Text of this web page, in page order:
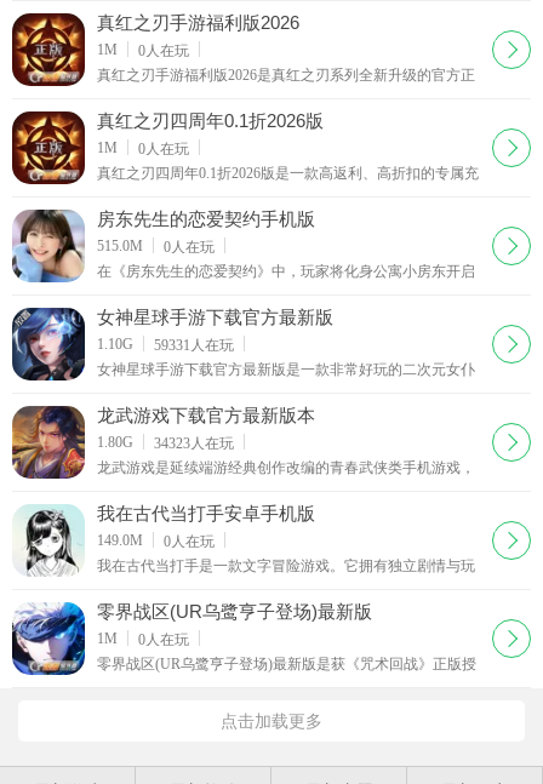
一场沉浸式史诗级冒险盛宴。游戏延续经典魔幻竞技核心
真红之刃手游福利版2026
1M 0人在玩
真红之刃手游福利版2026是真红之刃系列全新升级的官方正
风格玩法，在保留核心乐趣的基础上完成全方位优化
下载
真红之刃四周年0.1折2026版
1M 0人在玩
真红之刃四周年0.1折2026版是一款高返利、高折扣的专属充
平台打破官方充值壁垒，主打超高福利充值机制，充值
下载
房东先生的恋爱契约手机版
515.0M 0人在玩
在《房东先生的恋爱契约》中，玩家将化身公寓小房东开启
区，融合经营策略与社交元素。有多样化升级方案，深度商
业投资。成长系统含知识、魅力与体能属性。能邂逅个性女
房客，通过互动发展关系。还有丰富服饰系统，可记录珍贵
回忆。从普通公寓起步，逐步扩展商业版图，实现华丽蜕
下载
女神星球手游下载官方最新版
1.10G 59331 人在玩
女神星球手游下载官方最新版是一款非常好玩的二次元女仆
色，个性的养成玩法，多种策略战斗玩法，实时组队战斗，
击杀boss，
下载
龙武游戏下载官方最新版本
1.80G 34323人在玩
龙武游戏是延续端游经典创作改编的青春武侠类手机游戏，
接下来西西带来了就是龙武手游下载，欢迎大家前来体验。
下载
我在古代当打手安卓手机版
149.0M 0人在玩
我在古代当打手是一款文字冒险游戏。它拥有独立剧情与玩
战斗、升级并强化角色。不同战斗可获多样奖励及游戏货
币，以此逐步提升角色数值。此外，游戏还设有种田、闲
逛、随机事件、收集物品等休闲玩法，让玩家在古代世界中
体验丰富多样的冒险，感受别具一格的游戏乐趣。
下载
零界战区(UR乌鹭亨子登场)最新版
1M 0人在玩
零界战区(UR乌鹭亨子登场)最新版是获《咒术回战》正版授
下载
点击加载更多